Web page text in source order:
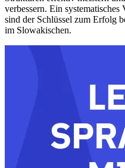
verbessern. Ein
sind der Schlüssel zum Erfolg
im Slowakischen.